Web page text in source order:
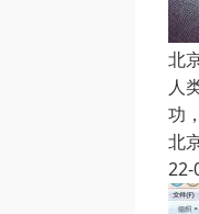
北
人
功
北
22-